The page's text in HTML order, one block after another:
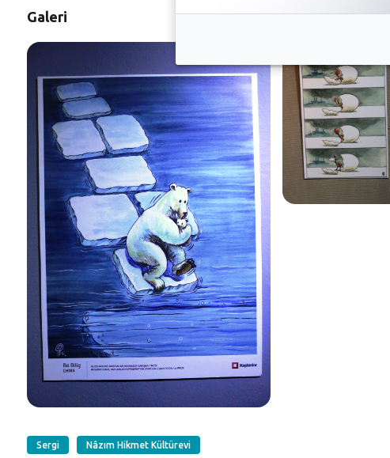
Galeri
Sergi Nâzım Hikmet Kültürevi